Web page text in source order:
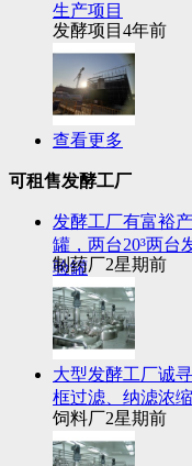
生产项目
发酵项目 4年前
查看更多
可租售发酵工厂
发酵工厂有富裕
罐，两台20³两台
验罐
制药厂 2星期前
大型发酵工厂诚
框过滤、纳滤浓
饲料厂2星期前